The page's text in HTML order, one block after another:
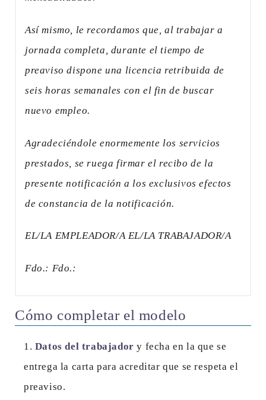
Así mismo, le recordamos que, al trabajar a
jornada completa, durante el tiempo de
preaviso dispone una licencia retribuida de
seis horas semanales con el fin de buscar
nuevo empleo.
Agradeciéndole enormemente los servicios
prestados, se ruega firmar el recibo de la
presente notificación a los exclusivos efectos
de constancia de la notificación.
EL/LA EMPLEADOR/A EL/LA TRABAJADOR/A
Fdo.: Fdo.:
Cómo completar el modelo
Datos del trabajador y fecha en la que se
entrega la carta para acreditar que se respeta el
preaviso.